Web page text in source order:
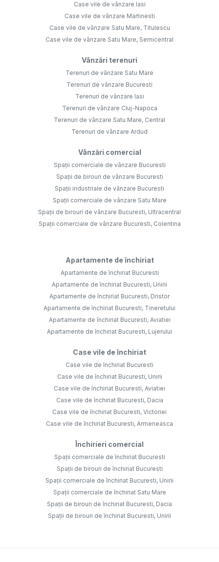
Case vile de vânzare Iasi
Case vile de vânzare Martinesti
Case vile de vânzare Satu Mare, Titulescu
Case vile de vânzare Satu Mare, Semicentral
Vânzări terenuri
Terenuri de vânzare Satu Mare
Terenuri de vânzare Bucuresti
Terenuri de vânzare Iasi
Terenuri de vânzare Cluj-Napoca
Terenuri de vânzare Satu Mare, Central
Terenuri de vânzare Ardud
Vânzări comercial
Spații comerciale de vânzare Bucuresti
Spații de birouri de vânzare Bucuresti
Spații industriale de vânzare Bucuresti
Spații comerciale de vânzare Satu Mare
Spații de birouri de vânzare Bucuresti, Ultracentral
Spații comerciale de vânzare Bucuresti, Colentina
Apartamente de închiriat
Apartamente de închiriat Bucuresti
Apartamente de închiriat Bucuresti, Unirii
Apartamente de închiriat Bucuresti, Dristor
Apartamente de închiriat Bucuresti, Tineretului
Apartamente de închiriat Bucuresti, Aviatiei
Apartamente de închiriat Bucuresti, Lujerului
Case vile de închiriat
Case vile de închiriat Bucuresti
Case vile de închiriat Bucuresti, Unirii
Case vile de închiriat Bucuresti, Aviatiei
Case vile de închiriat Bucuresti, Dacia
Case vile de închiriat Bucuresti, Victoriei
Case vile de închiriat Bucuresti, Armeneasca
Închirieri comercial
Spații comerciale de închiriat Bucuresti
Spații de birouri de închiriat Bucuresti
Spații comerciale de închiriat Bucuresti, Unirii
Spații comerciale de închiriat Satu Mare
Spații de birouri de închiriat Bucuresti, Dacia
Spații de birouri de închiriat Bucuresti, Unirii